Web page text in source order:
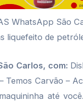
WhatsApp São
liquefeito de
Carlos, com:
Temos Carvão –
até